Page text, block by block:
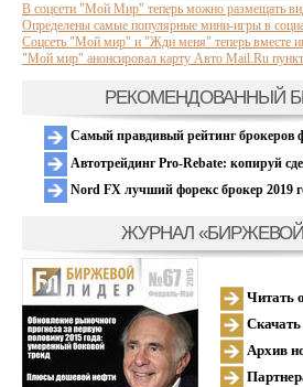
В соцсети "Мой Мир" теперь можно размещать
Определены самые популярные мини-игры в
Соцсеть "Мой мир" и "Жди меня" теперь вместе
"Мой мир" анонсировал карту Авто Mail.Ru
РЕКОМЕНДОВАННЫЙ
Самый правдивый рейтинг брокеров
Автотрейдинг Pro-Rebate: копируй
Nord FX лучший форекс брокер 2019
ЖУРНАЛ
Читать
Архив